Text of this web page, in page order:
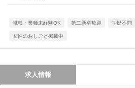
職種・業種未経験OK 第二新卒歓迎 学歴不問
女性のおしごと掲載中
求人情報